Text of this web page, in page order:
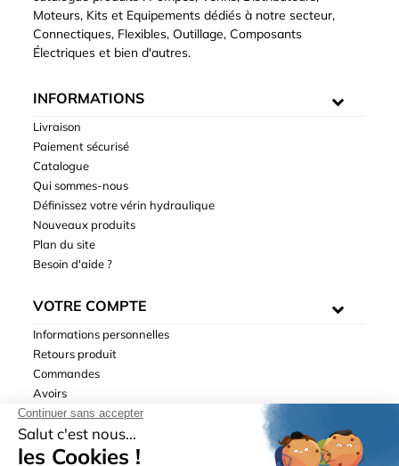
Moteurs, Kits et Equipements dédiés à notre secteur,
Connectiques, Flexibles, Outillage, Composants
Électriques et bien d'autres.
INFORMATIONS
Livraison
Paiement sécurisé
Catalogue
Qui sommes-nous
Définissez votre vérin hydraulique
Nouveaux produits
Plan du site
Besoin d'aide ?
VOTRE COMPTE
Informations personnelles
Retours produit
Commandes
Avoirs
Adresses
Bons de réduction